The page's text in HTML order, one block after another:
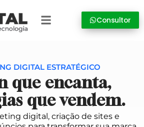
Consultor
DIGITAL ESTRATÉGICO
que encanta,
que vendem.
digital, criação de sites e